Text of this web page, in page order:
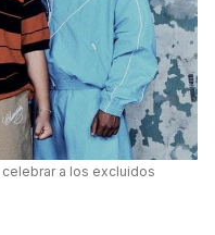
a los excluidos